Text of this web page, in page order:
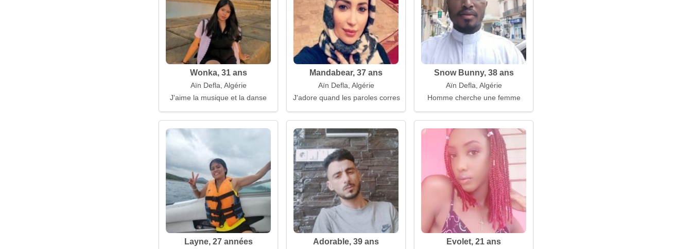
Wonka, 31 ans
Aïn Defla, Algérie
J'aime la musique et la danse
Mandabear, 37 ans
Aïn Defla, Algérie
J'adore quand les paroles correspondent aux actes
Snow Bunny, 38 ans
Aïn Defla, Algérie
Homme cherche une femme
Layne, 27 années Adorable, 39 ans Evolet, 21 ans